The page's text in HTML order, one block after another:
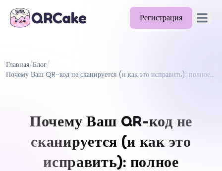
Регистрация
Тарифы
Документация
Помощь
Главная/Блог/
Почему Ваш QR-код не сканируется (и как это исправить): полное руководство по устранению неполадок
Почему Ваш QR-код не
сканируется (и как это
исправить): полное